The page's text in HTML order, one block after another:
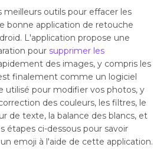
meilleurs outils pour effacer les
bonne application de retouche
L'application propose une
pour supprimer les
des images, y compris les
finalement comme un logiciel
utilisé pour modifier vos photos, y
des couleurs, les filtres, le
de texte, la balance des blancs, et
étapes ci-dessous pour savoir
emoji à l'aide de cette application.